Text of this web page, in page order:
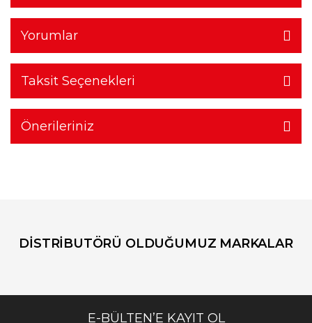
Yorumlar
Taksit Seçenekleri
Önerileriniz
DİSTRİBUTÖRÜ OLDUĞUMUZ MARKALAR
E-BÜLTEN’E KAYIT OL